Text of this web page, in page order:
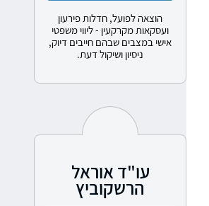
הוצאה לפועל, חדלות פירעון
ועסקאות מקרקעין - ליווי משפטי
אישי במצבים שבהם חייבים דיוק,
ניסיון ושיקול דעת.
עו"ד אוראל
הרשקוביץ